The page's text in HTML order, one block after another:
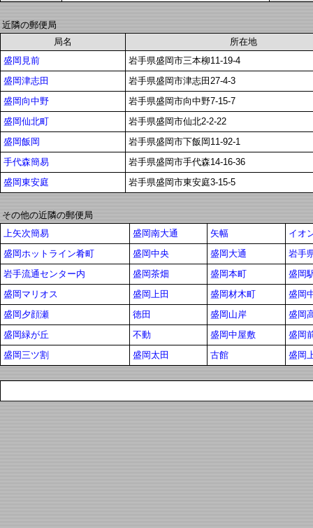
近隣の郵便局
局名
所在地
盛岡見前
岩手県盛岡市三本柳11-19-4
盛岡津志田
岩手県盛岡市津志田27-4-3
盛岡向中野
岩手県盛岡市向中野7-15-7
盛岡仙北町
岩手県盛岡市仙北2-2-22
盛岡飯岡
岩手県盛岡市下飯岡11-92-1
手代森簡易
岩手県盛岡市手代森14-16-36
盛岡東安庭
岩手県盛岡市東安庭3-15-5
その他の近隣の郵便局
上矢次簡易
盛岡南大通 矢幅
イオ
盛岡ホットライン肴町
盛岡中央 盛岡大通
岩手
岩手流通センター内
盛岡茶畑 盛岡本町
盛岡
盛岡マリオス
盛岡上田 盛岡材木町
盛岡
盛岡夕顔瀬
徳田 盛岡山岸
盛岡
盛岡緑が丘
不動 盛岡中屋敷
盛岡
盛岡三ツ割
盛岡太田 古館 盛岡